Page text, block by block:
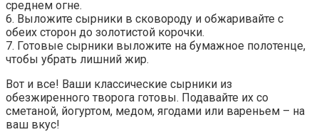
среднем огне.
6. Выложите сырники в сковороду и обжаривайте с
обеих сторон до золотистой корочки.
7. Готовые сырники выложите на бумажное полотенце,
чтобы убрать лишний жир.
Вот и все! Ваши классические сырники из
обезжиренного творога готовы. Подавайте их со
сметаной, йогуртом, медом, ягодами или вареньем – на
ваш вкус!